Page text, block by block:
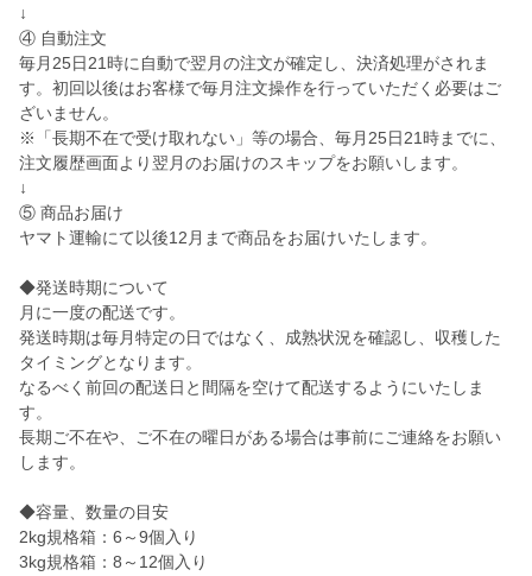
↓
④ 自動注文
毎月25日21時に自動で翌月の注文が確定し、決済処理がされま
す。初回以後はお客様で毎月注文操作を行っていただく必要はご
ざいません。
※「長期不在で受け取れない」等の場合、毎月25日21時までに、
注文履歴画面より翌月のお届けのスキップをお願いします。
↓
⑤ 商品お届け
ヤマト運輸にて以後12月まで商品をお届けいたします。
◆発送時期について
月に一度の配送です。
発送時期は毎月特定の日ではなく、成熟状況を確認し、収穫した
タイミングとなります。
なるべく前回の配送日と間隔を空けて配送するようにいたしま
す。
長期ご不在や、ご不在の曜日がある場合は事前にご連絡をお願い
します。
◆容量、数量の目安
2kg規格箱：6～9個入り
3kg規格箱：8～12個入り